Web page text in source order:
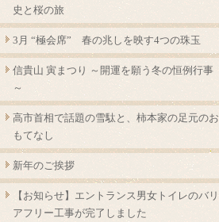
史と桜の旅
3月 “極会席” 春の兆しを映す4つの珠玉
信貴山 寅まつり ～開運を願う冬の恒例行事
～
高市首相で話題の雪駄と、柿本家の足元のお
もてなし
新年のご挨拶
【お知らせ】エントランス男女トイレのバリ
アフリー工事が完了しました